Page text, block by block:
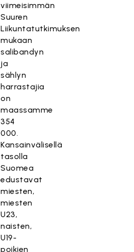
viimeisimmän
Suuren
Liikuntatutkimuksen
mukaan
salibandyn
ja
sählyn
harrastajia
on
maassamme
354
000.
Kansainvälisellä
tasolla
Suomea
edustavat
miesten,
miesten
U23,
naisten,
U19-
poikien